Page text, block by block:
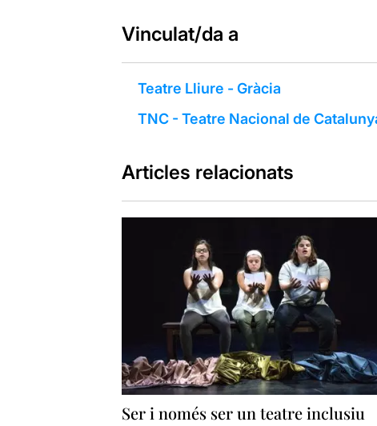
Vinculat/da a
Teatre Lliure - Gràcia
TNC - Teatre Nacional de
Articles relacionats
Ser i només ser un teatre inclusiu